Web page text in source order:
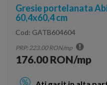
Gresie portelanata
60,4x60,4 cm
Cod: GATB604604
PRP: 223.00 RON/mp
176.00 RON/mp